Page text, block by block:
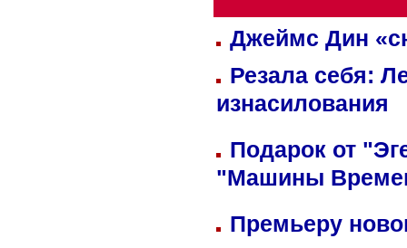
Джеймс Дин
Резала себя:
изнасилования
Подарок от
"Машины
Премьеру